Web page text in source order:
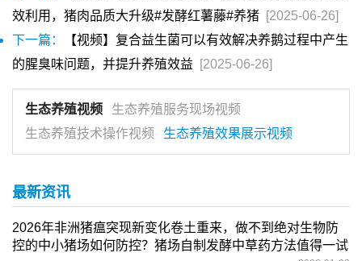
效利用，猪肉品质大升级#发酵红薯藤#养猪 [2025-06-26]
下一篇：
【视频】复合益生菌可以有效解决养鹅过程中产生
的腥臭味问题，并提升养殖效益
[2025-06-26]
生态养殖视频
生态养殖服务现场视频
生态养殖技术操作视频
生态养殖效果展示视频
最新资讯
2026年非洲猪瘟突现新变化卷土重来，做不到绝对生物防
控的中小猪场如何防控？猪场自制发酵中草药方法值得一试